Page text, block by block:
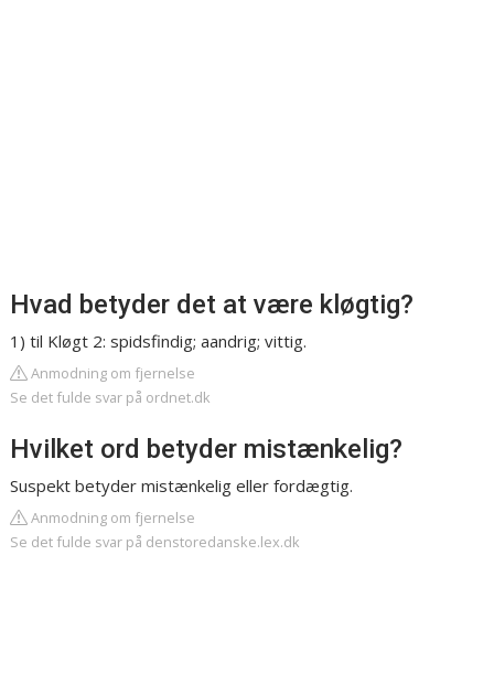
Hvad betyder det at være kløgtig?
1) til Kløgt 2: spidsfindig; aandrig; vittig.
Anmodning om fjernelse
Se det fulde svar på ordnet.dk
Hvilket ord betyder mistænkelig?
Suspekt betyder mistænkelig eller fordægtig.
Anmodning om fjernelse
Se det fulde svar på denstoredanske.lex.dk